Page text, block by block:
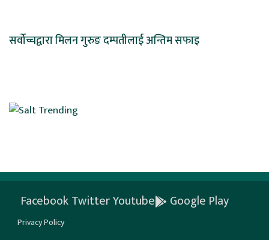
सर्वोच्चद्वारा मिलन गुरुङ दम्पतीलाई अन्तिम सफाइ
FacebookTwitterYoutube Google Play
Privacy Policy